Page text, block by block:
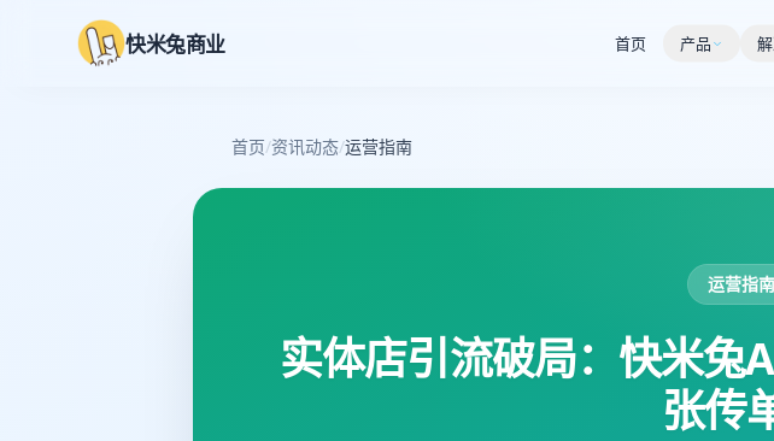
快米兔商业 首页 产品
首页/资讯动态/运营指南
运营指南
实体店引流破局：快米兔
张传